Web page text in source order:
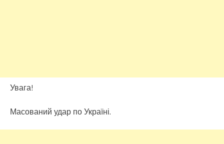
Увага!
Масований удар по Україні.